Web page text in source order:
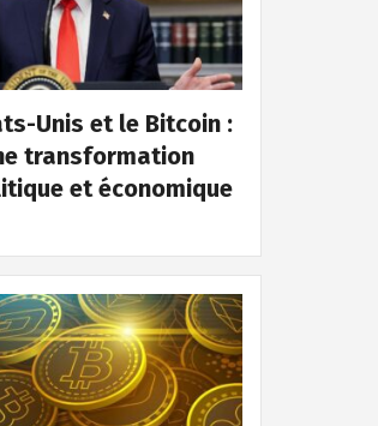
Unis et le Bitcoin :
transformation
et économique